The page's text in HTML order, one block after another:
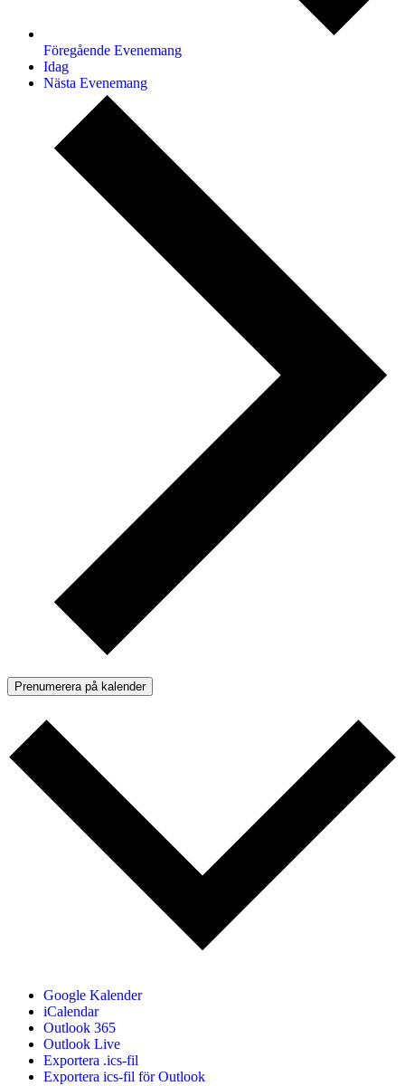
Föregående Evenemang
Idag
Nästa Evenemang
Prenumerera på kalender
Google Kalender
iCalendar
Outlook 365
Outlook Live
Exportera .ics-fil
Exportera ics-fil för Outlook